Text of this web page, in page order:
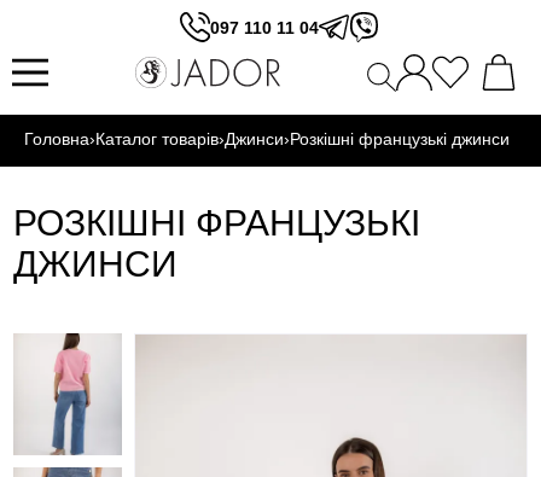
097 110 11 04
Головна›Каталог товарів›Джинси›Розкішні французькі джинси
РОЗКІШНІ ФРАНЦУЗЬКІ
ДЖИНСИ